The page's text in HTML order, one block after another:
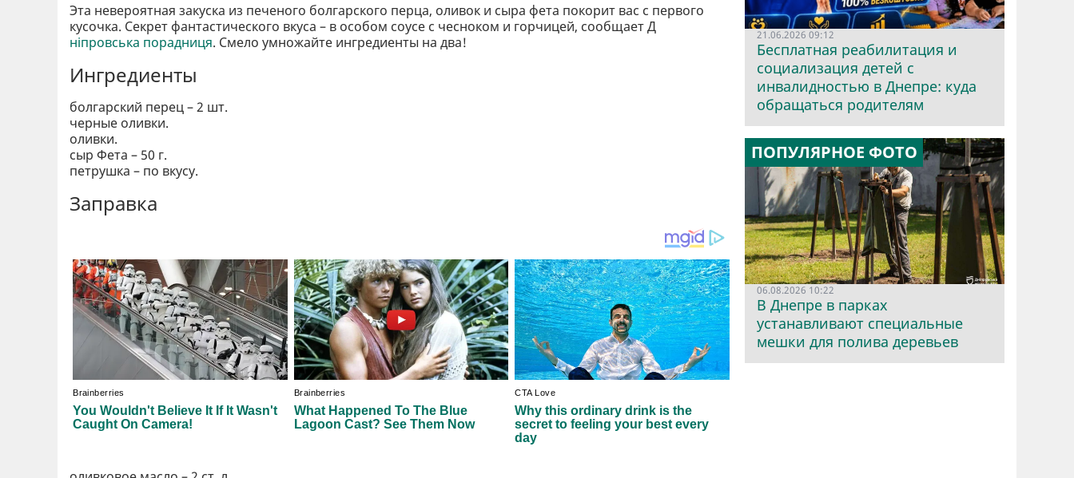
Эта невероятная закуска из печеного болгарского перца, оливок и сыра фета покорит вас с первого
кусочка. Секрет фантастического вкуса – в особом соусе с чесноком и горчицей, сообщает Д
ніпровська порадниця. Смело умножайте ингредиенты на два!
Ингредиенты
болгарский перец – 2 шт.
черные оливки.
оливки.
сыр Фета – 50 г.
петрушка – по вкусу.
Заправка
21.06.2026 09:12
Бесплатная реабилитация и
социализация детей с
инвалидностью в Днепре: куда
обращаться родителям
ПОПУЛЯРНОЕ ФОТО
06.08.2026 10:22
В Днепре в парках
устанавливают специальные
мешки для полива деревьев